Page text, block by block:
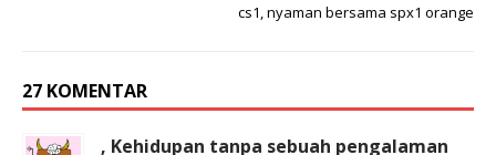
cs1, nyaman bersama spx1 orange
27 KOMENTAR
, Kehidupan tanpa sebuah pengalaman